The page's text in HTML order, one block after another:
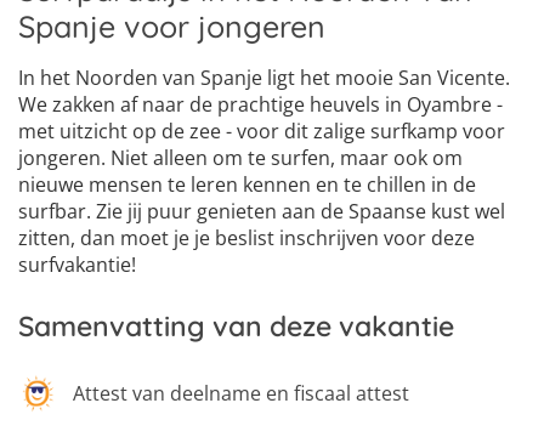
Spanje voor jongeren
In het Noorden van Spanje ligt het mooie San Vicente.
We zakken af naar de prachtige heuvels in Oyambre -
met uitzicht op de zee - voor dit zalige surfkamp voor
jongeren. Niet alleen om te surfen, maar ook om
nieuwe mensen te leren kennen en te chillen in de
surfbar. Zie jij puur genieten aan de Spaanse kust wel
zitten, dan moet je je beslist inschrijven voor deze
surfvakantie!
Samenvatting van deze vakantie
Attest van deelname en fiscaal attest